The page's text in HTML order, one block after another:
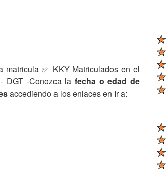
matricula ✅ KKY Matriculados en el
DGT -Conozca la fecha o edad de
accediendo a los enlaces en Ir a: